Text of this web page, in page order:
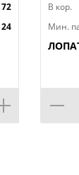
72
24
В кор.
Мин.